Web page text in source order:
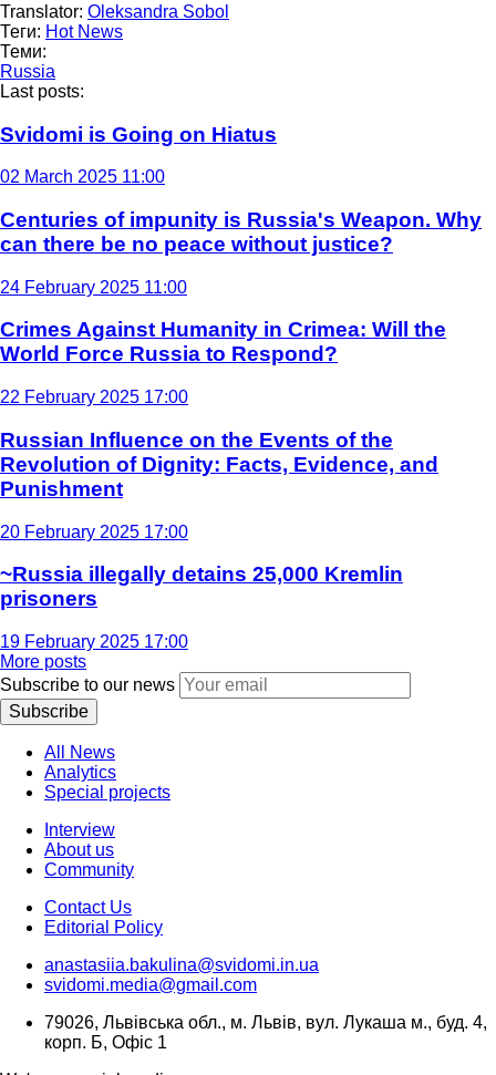
Translator: Oleksandra Sobol
Теги: Hot News
Теми:
Russia
Last posts:
Svidomi is Going on Hiatus
02 March 2025 11:00
Centuries of impunity is Russia's Weapon. Why
can there be no peace without justice?
24 February 2025 11:00
Crimes Against Humanity in Crimea: Will the
World Force Russia to Respond?
22 February 2025 17:00
Russian Influence on the Events of the
Revolution of Dignity: Facts, Evidence, and
Punishment
20 February 2025 17:00
~Russia illegally detains 25,000 Kremlin
prisoners
19 February 2025 17:00
More posts
Subscribe to our news
Subscribe
All News
Analytics
Special projects
Interview
About us
Community
Contact Us
Editorial Policy
anastasiia.bakulina@svidomi.in.ua
svidomi.media@gmail.com
79026, Львівська обл., м. Львів, вул. Лукаша м., буд. 4,
корп. Б, Офіс 1